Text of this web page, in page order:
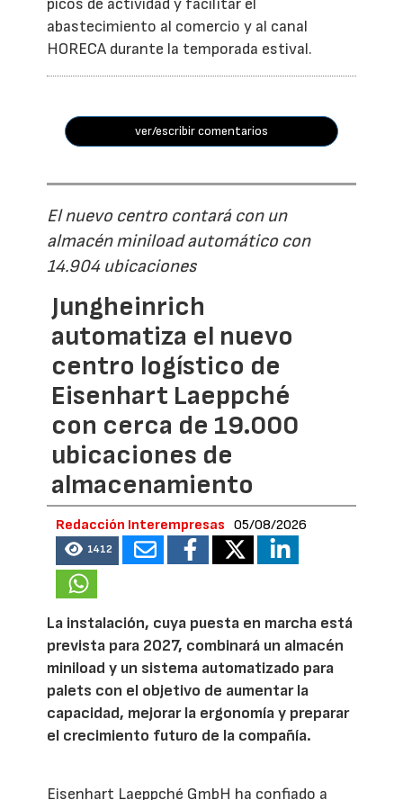
abastecimiento al comercio y al canal
HORECA durante la temporada estival.
ver/escribir comentarios
El nuevo centro contará con un
almacén miniload automático con
14.904 ubicaciones
Jungheinrich
automatiza el nuevo
centro logístico de
Eisenhart Laeppché
con cerca de 19.000
ubicaciones de
almacenamiento
Redacción Interempresas 05/08/2026
1412
La instalación, cuya puesta en marcha está
prevista para 2027, combinará un almacén
miniload y un sistema automatizado para
palets con el objetivo de aumentar la
capacidad, mejorar la ergonomía y preparar
el crecimiento futuro de la compañía.
Eisenhart Laeppché GmbH ha confiado a